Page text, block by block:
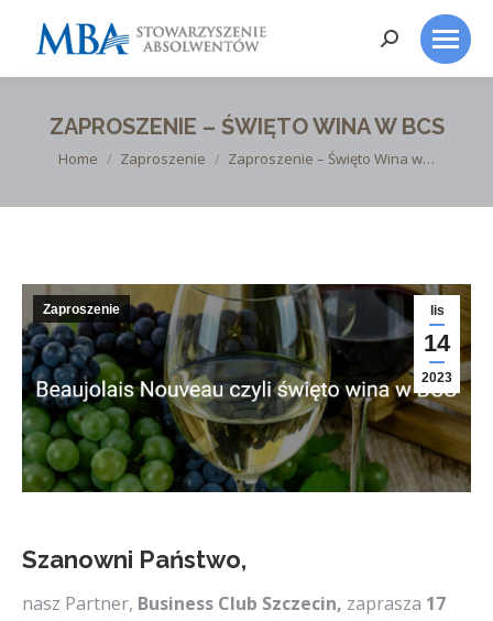
Search:
ZAPROSZENIE – ŚWIĘTO WINA W BCS
You are here:
Home Zaproszenie Zaproszenie – Święto Wina w…
lis
14
2023
Zaproszenie
Szanowni Państwo,
nasz Partner, Business Club Szczecin, zaprasza 17